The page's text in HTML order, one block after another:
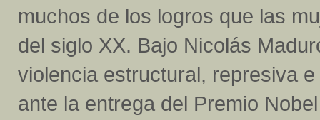
muchos de los logros que las
del siglo XX. Bajo Nicolás
violencia estructural, represiva
ante la entrega del Premio